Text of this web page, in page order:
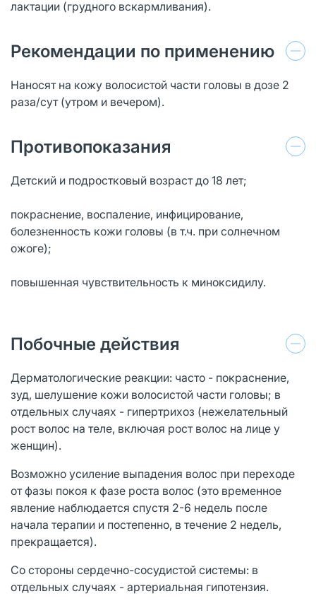
лактации (грудного вскармливания).
Рекомендации по применению
Наносят на кожу волосистой части головы в дозе 2
раза/сут (утром и вечером).
Противопоказания
Детский и подростковый возраст до 18 лет;
покраснение, воспаление, инфицирование,
болезненность кожи головы (в т.ч. при солнечном
ожоге);
повышенная чувствительность к миноксидилу.
Побочные действия
Дерматологические реакции: часто - покраснение,
зуд, шелушение кожи волосистой части головы; в
отдельных случаях - гипертрихоз (нежелательный
рост волос на теле, включая рост волос на лице у
женщин).
Возможно усиление выпадения волос при переходе
от фазы покоя к фазе роста волос (это временное
явление наблюдается спустя 2-6 недель после
начала терапии и постепенно, в течение 2 недель,
прекращается).
Со стороны сердечно-сосудистой системы: в
отдельных случаях - артериальная гипотензия.